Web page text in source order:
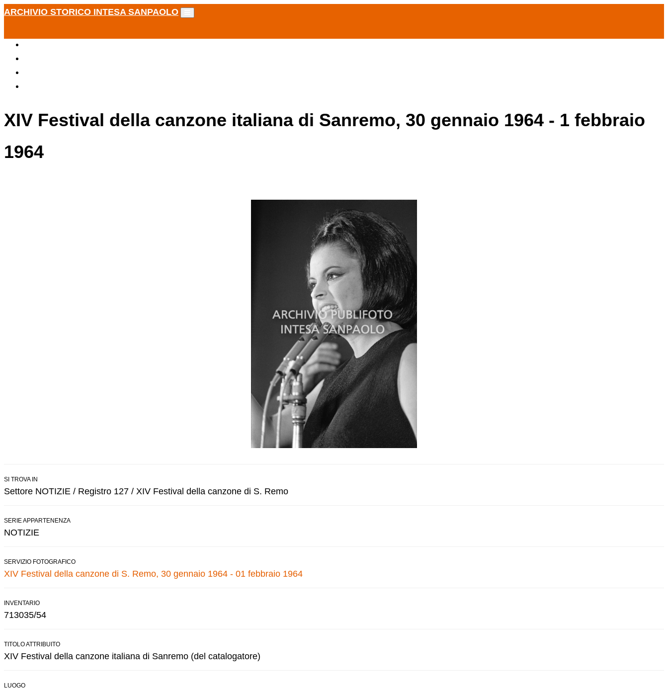
ARCHIVIO STORICO INTESA SANPAOLO
XIV Festival della canzone italiana di Sanremo, 30 gennaio 1964 - 1 febbraio
1964
SI TROVA IN
Settore NOTIZIE / Registro 127 / XIV Festival della canzone di S. Remo
SERIE APPARTENENZA
NOTIZIE
SERVIZIO FOTOGRAFICO
XIV Festival della canzone di S. Remo, 30 gennaio 1964 - 01 febbraio 1964
INVENTARIO
713035/54
TITOLO ATTRIBUITO
XIV Festival della canzone italiana di Sanremo (del catalogatore)
LUOGO